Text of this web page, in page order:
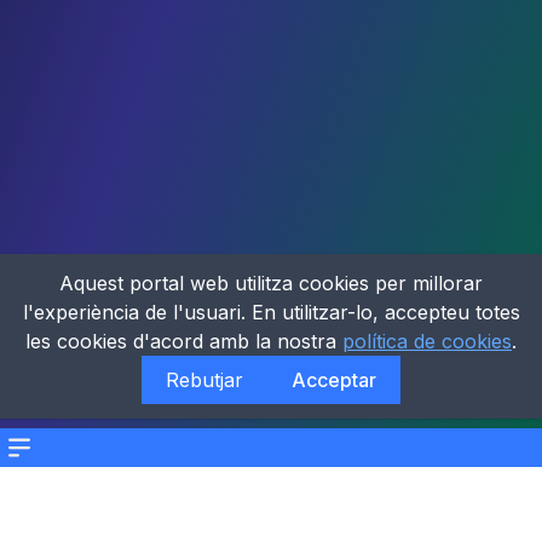
Menu
Aquest portal web utilitza cookies per millorar
l'experiència de l'usuari. En utilitzar-lo, accepteu totes
les cookies d'acord amb la nostra política de cookies.
Rebutjar
Acceptar